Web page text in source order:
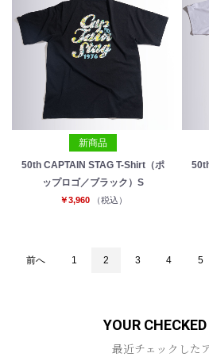
新商品
50th CAPTAIN STAG T-Shirt（ポ
ップロゴ／ブラック）S
￥3,960 （税込）
前へ 1 2 3 4 5
YOUR
最近チェックした